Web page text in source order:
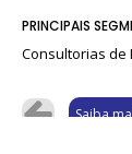
PRINCIPAIS
Consultorias de
Saiba